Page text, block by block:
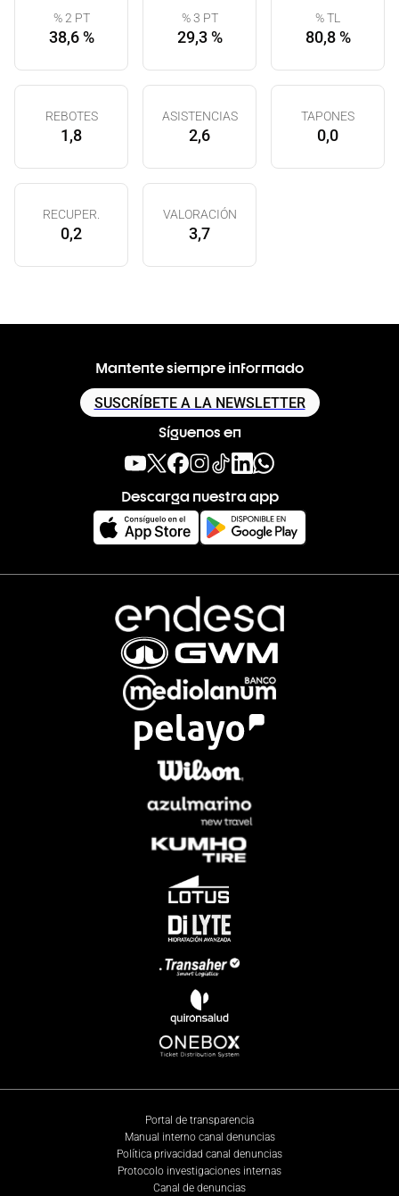
% 2 PT
38,6 %
% 3 PT
29,3 %
% TL
80,8 %
REBOTES
1,8
ASISTENCIAS
2,6
TAPONES
0,0
RECUPER.
0,2
VALORACIÓN
3,7
Mantente siempre informado
SUSCRÍBETE A LA NEWSLETTER
Síguenos en
Descarga nuestra app
Portal de transparencia
Manual interno canal denuncias
Política privacidad canal denuncias
Protocolo investigaciones internas
Canal de denuncias